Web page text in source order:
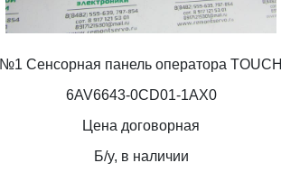
№1 Сенсорная панель оператора TOUCH
6AV6643-0CD01-1AX0
Цена договорная
Б/y, в наличии